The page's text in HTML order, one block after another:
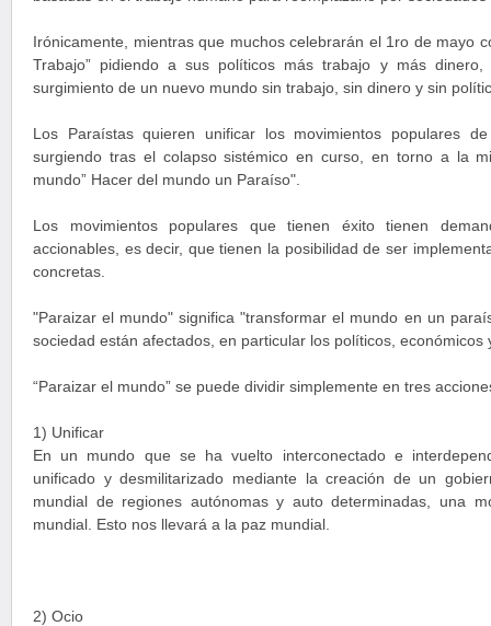
Irónicamente, mientras que muchos celebrarán el 1ro de mayo
Trabajo” pidiendo a sus políticos más trabajo y más
surgimiento de un nuevo mundo sin trabajo, sin dinero y sin
Los Paraístas quieren unificar los movimientos populares
surgiendo tras el colapso sistémico en curso, en torno a la
mundo” Hacer del mundo un Paraíso".
Los movimientos populares que tienen éxito tienen
accionables, es decir, que tienen la posibilidad de ser
concretas.
"Paraizar el mundo" significa "transformar el mundo en un
sociedad están afectados, en particular los políticos, económicos
“Paraizar el mundo” se puede dividir simplemente en tres
1) Unificar
En un mundo que se ha vuelto interconectado e
unificado y desmilitarizado mediante la creación de un
mundial de regiones autónomas y auto determinadas, una
mundial. Esto nos llevará a la paz mundial.
2) Ocio